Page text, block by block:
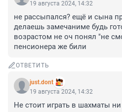
19 августа 2024, 14:32
не рассыпался? ещё и сына
делаешь замечаниме будь
возрастом не оч понял "не
пенсионера же били
ОТВЕТИТЬ
just.dont
19 августа 2024, 14:32
Не стоит играть в шахматы